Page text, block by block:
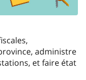
administre
et faire état